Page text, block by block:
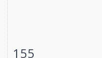
Fiche détaillée
155